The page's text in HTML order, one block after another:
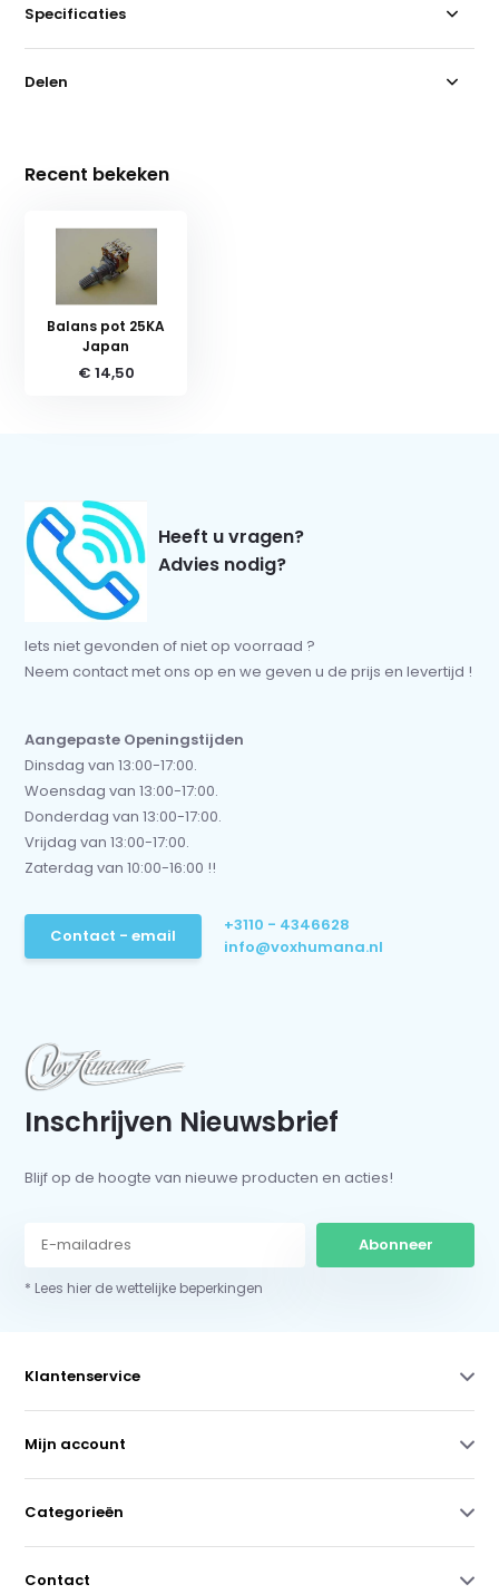
Specificaties
Delen
Recent bekeken
Balans pot 25KA
Japan
€ 14,50
Heeft u vragen?
Advies nodig?
Iets niet gevonden of niet op voorraad ?
Neem contact met ons op en we geven u de prijs en levertijd !
Aangepaste Openingstijden
Dinsdag van 13:00-17:00.
Woensdag van 13:00-17:00.
Donderdag van 13:00-17:00.
Vrijdag van 13:00-17:00.
Zaterdag van 10:00-16:00 !!
Contact - email
+3110 - 4346628
info@voxhumana.nl
Inschrijven Nieuwsbrief
Blijf op de hoogte van nieuwe producten en acties!
Abonneer
* Lees hier de wettelijke beperkingen
Klantenservice
Mijn account
Categorieën
Contact